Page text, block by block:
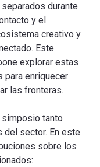
durante
y el
creativo y
Este
explorar estas
para enriquecer
las fronteras.
tanto
sector. En este
sobre los